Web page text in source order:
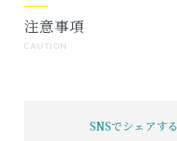
CAUTION
注意事項
SNSでシェアする